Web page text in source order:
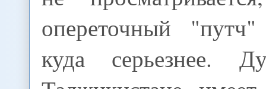
опереточный
куда серьезнее.